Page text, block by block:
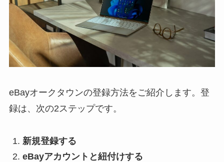
eBayオークタウンの登録方法をご紹介します。登
録は、次の2ステップです。
新規登録する
eBayアカウントと紐付けする